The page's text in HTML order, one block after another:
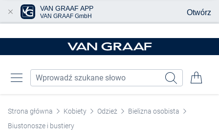
Strona główna Kobiety Odzież
Bielizna osobista
Biustonosze i bustiery
VAN GRAAF APP
VAN GRAAF GmbH Otwórz